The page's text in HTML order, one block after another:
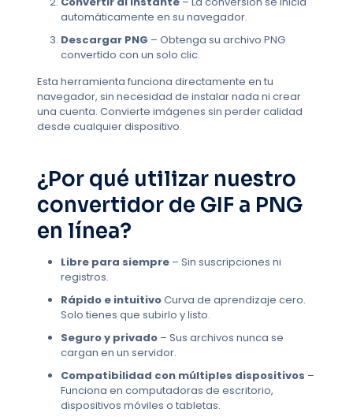
automáticamente en su navegador.
Descargar PNG – Obtenga su archivo PNG
convertido con un solo clic.
Esta herramienta funciona directamente en tu
navegador, sin necesidad de instalar nada ni crear
una cuenta. Convierte imágenes sin perder calidad
desde cualquier dispositivo.
¿Por qué utilizar nuestro
convertidor de GIF a PNG
en línea?
Libre para siempre– Sin suscripciones ni
registros.
Rápido e intuitivoCurva de aprendizaje cero.
Solo tienes que subirlo y listo.
Seguro y privado– Sus archivos nunca se
cargan en un servidor.
Compatibilidad con múltiples dispositivos –
Funciona en computadoras de escritorio,
dispositivos móviles o tabletas.